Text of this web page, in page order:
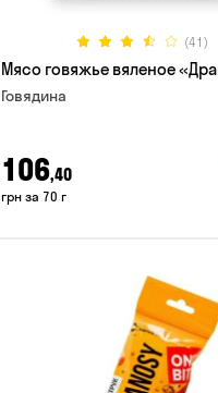
(41)
Мясо говяжье вяленое
Говядина
106,40
грн за 70 г